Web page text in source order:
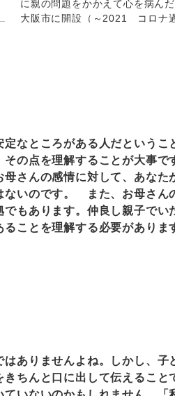
に親の問題をかかえて心を病ん
大阪市に開設（～2021 コロナ
なところがある人だというこ
の点を理解することが大事
さんの感情に対して、あな
ないのです。 また、お母さん
もあります。仲良し親子で
ことを理解する必要がありま
ありませんよね。しかし、子
ちんと口に出して伝えるこ